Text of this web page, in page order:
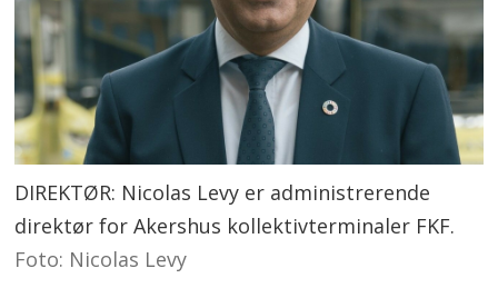
DIREKTØR: Nicolas Levy er administrerende
direktør for Akershus kollektivterminaler FKF.
Foto: Nicolas Levy